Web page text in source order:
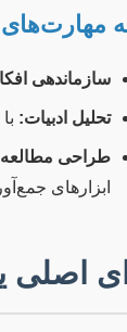
مهارت‌های
سازماندهی
تحلیل ادبیات:
طراحی
ابزارهای
اصلی